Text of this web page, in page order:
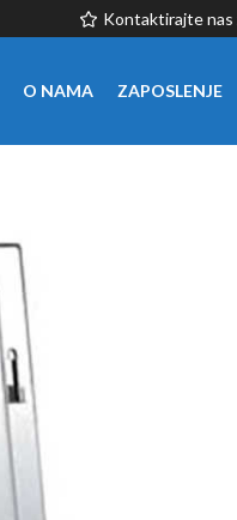
Kontaktirajte nas
O NAMA ZAPOSLENJE